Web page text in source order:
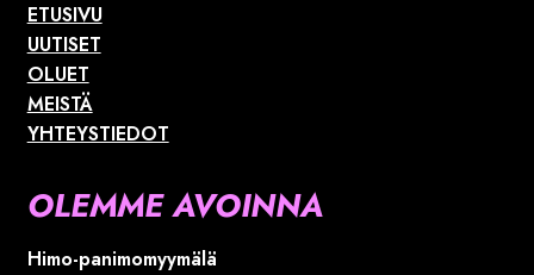
ETUSIVU
UUTISET
OLUET
MEISTÄ
YHTEYSTIEDOT
OLEMME AVOINNA
Himo-panimomyymälä